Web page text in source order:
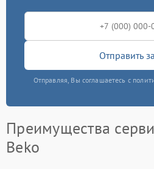
Отправить
Отправляя, Вы соглашаетесь с
Преимущества
Beko